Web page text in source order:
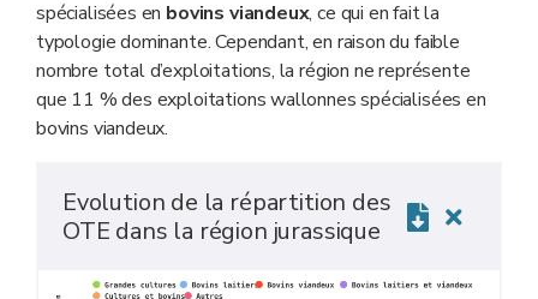
spécialisées en bovins viandeux, ce qui en fait la
typologie dominante. Cependant, en raison du faible
nombre total d’exploitations, la région ne représente
que 11 % des exploitations wallonnes spécialisées en
bovins viandeux.
Evolution de la répartition des
OTE dans la région jurassique